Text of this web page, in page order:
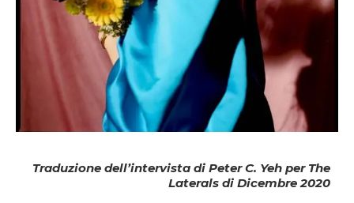
Traduzione dell’intervista di Peter C. Yeh per The
Laterals di Dicembre 2020